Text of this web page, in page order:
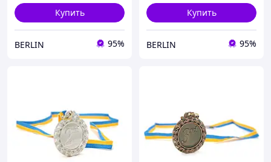
Купить
BERLIN 95%
Купить
BERLIN 95%